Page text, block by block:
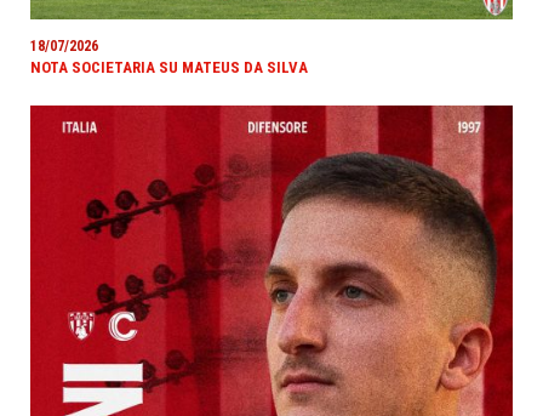
18/07/2026
NOTA SOCIETARIA SU MATEUS DA SILVA